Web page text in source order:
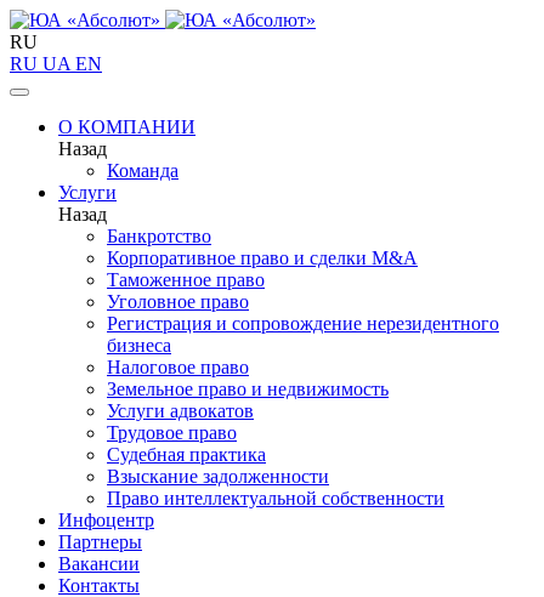
RU
RU UA EN
О КОМПАНИИ
Назад
Команда
Услуги
Назад
Банкротство
Корпоративное право и сделки M&A
Таможенное право
Уголовное право
Регистрация и сопровождение нерезидентного
бизнеса
Налоговое право
Земельное право и недвижимость
Услуги адвокатов
Трудовое право
Судебная практика
Взыскание задолженности
Право интеллектуальной собственности
Инфоцентр
Партнеры
Вакансии
Контакты